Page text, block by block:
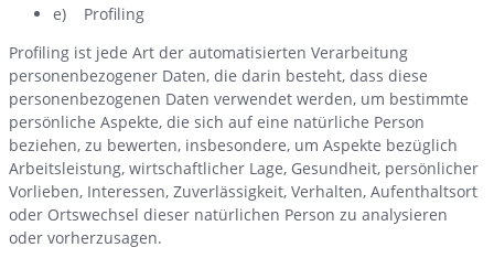
e) Profiling
Profiling ist jede Art der automatisierten Verarbeitung
personenbezogener Daten, die darin besteht, dass diese
personenbezogenen Daten verwendet werden, um bestimmte
persönliche Aspekte, die sich auf eine natürliche Person
beziehen, zu bewerten, insbesondere, um Aspekte bezüglich
Arbeitsleistung, wirtschaftlicher Lage, Gesundheit, persönlicher
Vorlieben, Interessen, Zuverlässigkeit, Verhalten, Aufenthaltsort
oder Ortswechsel dieser natürlichen Person zu analysieren
oder vorherzusagen.